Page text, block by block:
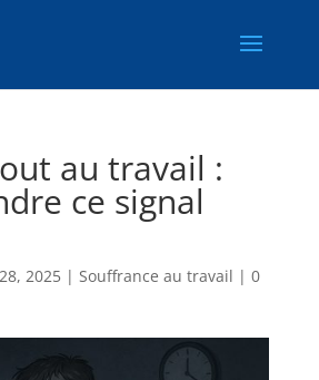
au travail :
ce signal
2025| Souffrance au travail | 0